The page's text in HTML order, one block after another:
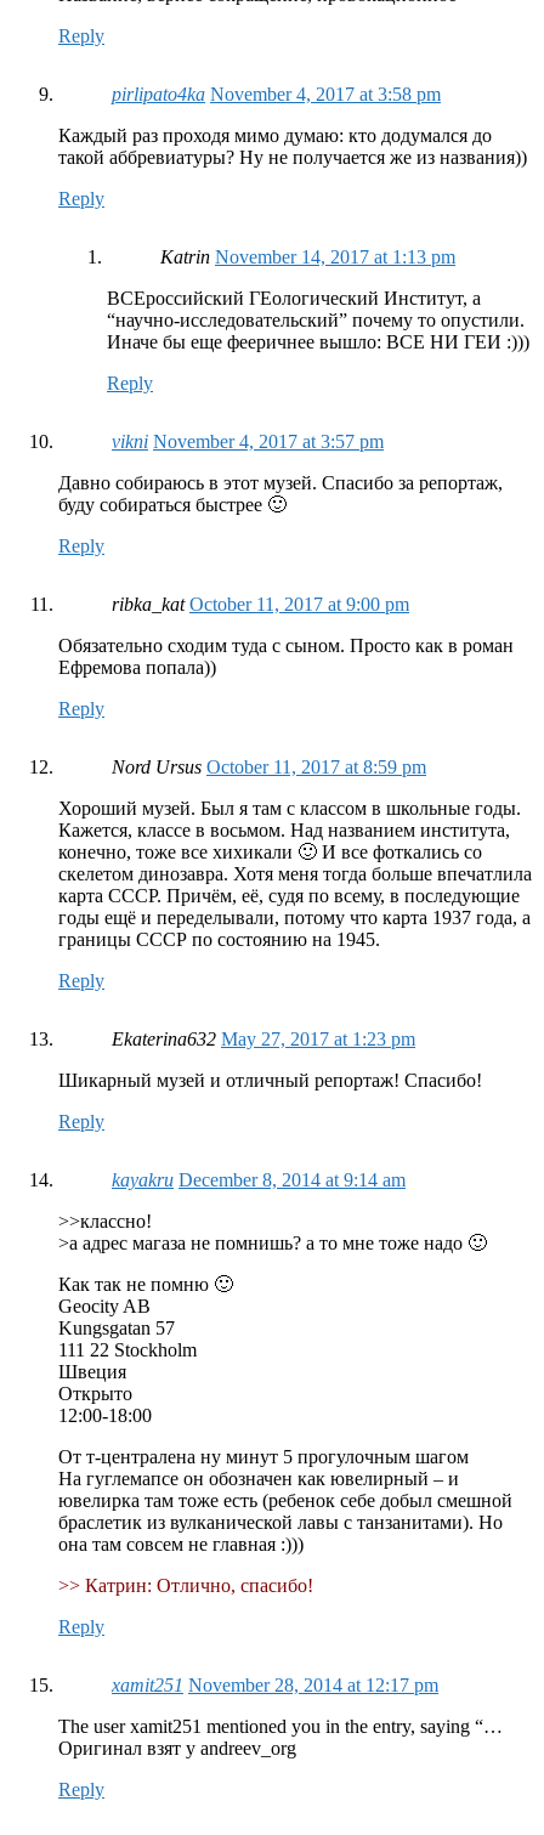
Reply
pirlipato4ka November 4, 2017 at 3:58 pm
Каждый раз проходя мимо думаю: кто додумался до
такой аббревиатуры? Ну не получается же из названия))
Reply
Katrin November 14, 2017 at 1:13 pm
ВСЕроссийский ГЕологический Институт, а
“научно-исследовательский” почему то опустили.
Иначе бы еще фееричнее вышло: ВСЕ НИ ГЕИ :)))
Reply
vikni November 4, 2017 at 3:57 pm
Давно собираюсь в этот музей. Спасибо за репортаж,
буду собираться быстрее 🙂
Reply
ribka_katOctober 11, 2017 at 9:00 pm
Обязательно сходим туда с сыном. Просто как в роман
Ефремова попала))
Reply
Nord Ursus October 11, 2017 at 8:59 pm
Хороший музей. Был я там с классом в школьные годы.
Кажется, классе в восьмом. Над названием института,
конечно, тоже все хихикали 🙂 И все фоткались со
скелетом динозавра. Хотя меня тогда больше впечатлила
карта СССР. Причём, её, судя по всему, в последующие
годы ещё и переделывали, потому что карта 1937 года, а
границы СССР по состоянию на 1945.
Reply
Ekaterina632 May 27, 2017 at 1:23 pm
Шикарный музей и отличный репортаж! Спасибо!
Reply
kayakru December 8, 2014 at 9:14 am
>>классно!
>а адрес магаза не помнишь? а то мне тоже надо 🙂
Как так не помню 🙂
Geocity AB
Kungsgatan 57
111 22 Stockholm
Швеция
Открыто
12:00-18:00
От т-централена ну минут 5 прогулочным шагом
На гуглемапсе он обозначен как ювелирный – и
ювелирка там тоже есть (ребенок себе добыл смешной
браслетик из вулканической лавы с танзанитами). Но
она там совсем не главная :)))
>> Катрин: Отлично, спасибо!
Reply
xamit251 November 28, 2014 at 12:17 pm
The user xamit251 mentioned you in the entry, saying “…
Оригинал взят у andreev_org
Reply